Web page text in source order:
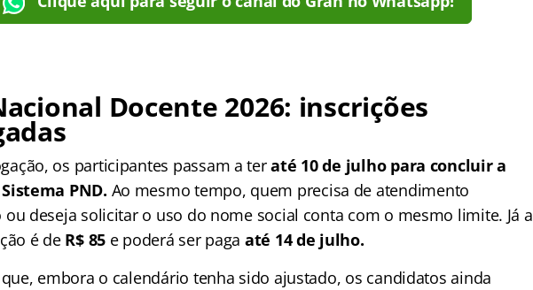
Docente 2026: inscrições
os participantes passam a teraté 10 de julho para concluir a
PND. Ao mesmo tempo, quem precisa de atendimento
ou deseja solicitar o uso do nome social conta com o mesmo limite. Já a
é de R$ 85 e poderá ser paga até 14 de julho.
embora o calendário tenha sido ajustado, os candidatos ainda